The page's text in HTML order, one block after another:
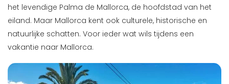
het levendige Palma de Mallorca, de hoofdstad van het
eiland. Maar Mallorca kent ook culturele, historische en
natuurlijke schatten. Voor ieder wat wils tijdens een
vakantie naar Mallorca.